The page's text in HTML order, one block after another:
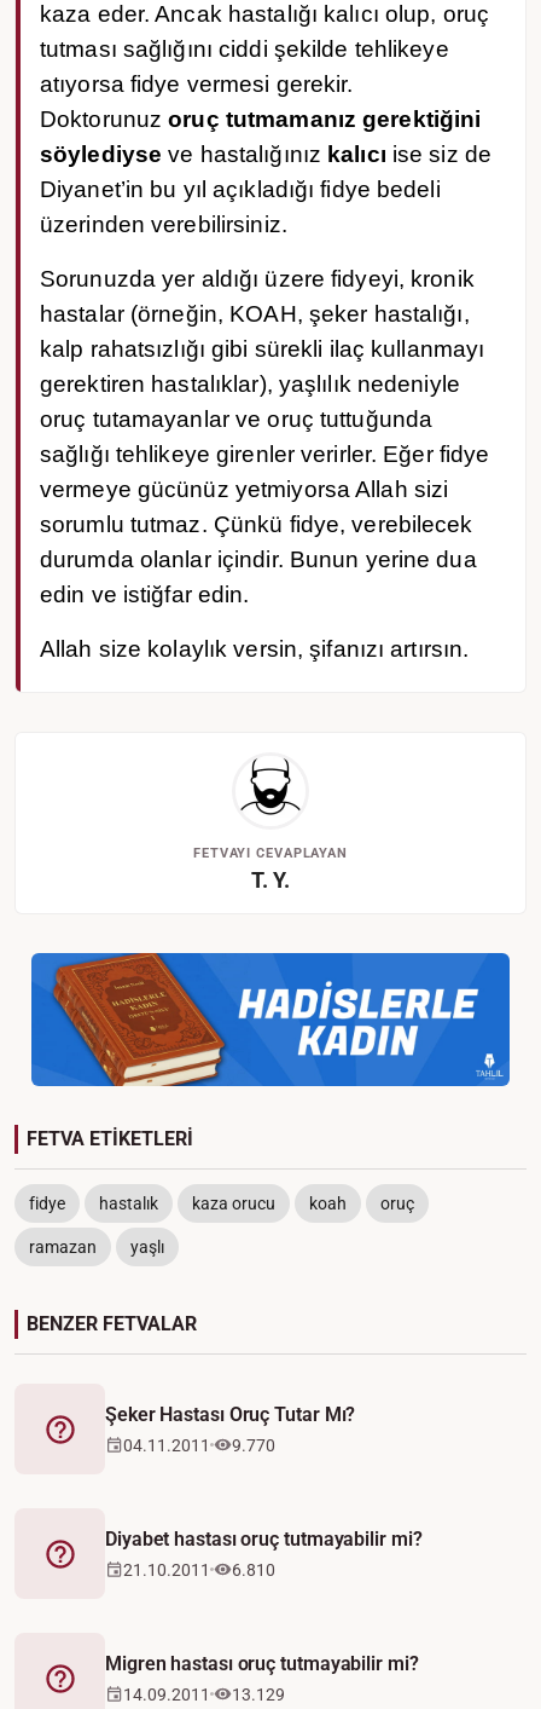
kaza eder. Ancak hastalığı kalıcı olup, oruç
tutması sağlığını ciddi şekilde tehlikeye
atıyorsa fidye vermesi gerekir.
Doktorunuzoruç tutmamanız gerektiğini
söylediyse ve hastalığınız kalıcı ise siz de
Diyanet’in bu yıl açıkladığı fidye bedeli
üzerinden verebilirsiniz.
Sorunuzda yer aldığı üzere fidyeyi, kronik
hastalar (örneğin, KOAH, şeker hastalığı,
kalp rahatsızlığı gibi sürekli ilaç kullanmayı
gerektiren hastalıklar), yaşlılık nedeniyle
oruç tutamayanlar ve oruç tuttuğunda
sağlığı tehlikeye girenler verirler. Eğer fidye
vermeye gücünüz yetmiyorsa Allah sizi
sorumlu tutmaz. Çünkü fidye, verebilecek
durumda olanlar içindir. Bunun yerine dua
edin ve istiğfar edin.
Allah size kolaylık versin, şifanızı artırsın.
FETVAYI CEVAPLAYAN
T. Y.
FETVA ETİKETLERİ
fidye hastalık kaza orucu koah oruç
ramazan yaşlı
BENZER FETVALAR
Fetva
Şeker Hastası Oruç Tutar Mı?
04.11.2011 9.770
Fetva
Diyabet hastası oruç tutmayabilir mi?
21.10.2011 6.810
Fetva
Migren hastası oruç tutmayabilir mi?
14.09.2011 13.129